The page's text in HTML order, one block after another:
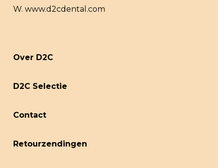
W. www.d2cdental.com
Over D2C
D2C Selectie
Contact
Retourzendingen